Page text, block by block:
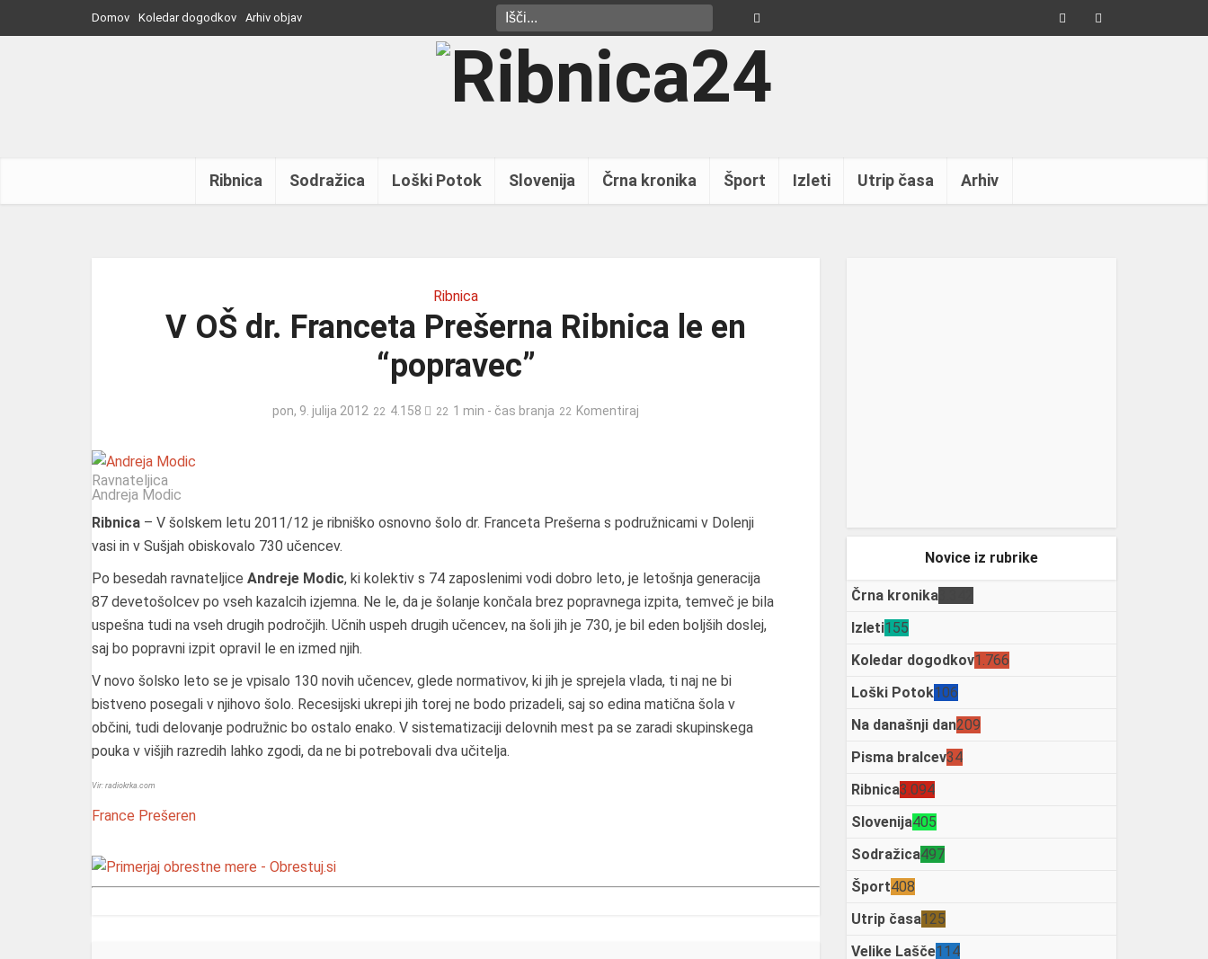
Domov Koledar dogodkov Arhiv objav
Ribnica Sodražica Loški Potok Slovenija Črna kronika Šport Izleti Utrip časa Arhiv
Ribnica
V OŠ dr. Franceta Prešerna Ribnica le en
“popravec”
pon, 9. julija 2012 4.158 1 min - čas branja Komentiraj
Ravnateljica
Andreja Modic
Ribnica – V šolskem letu 2011/12 je ribniško osnovno šolo dr. Franceta Prešerna s podružnicami v Dolenji
vasi in v Sušjah obiskovalo 730 učencev.
Po besedah ravnateljice Andreje Modic, ki kolektiv s 74 zaposlenimi vodi dobro leto, je letošnja generacija
87 devetošolcev po vseh kazalcih izjemna. Ne le, da je šolanje končala brez popravnega izpita, temveč je bila
uspešna tudi na vseh drugih področjih. Učnih uspeh drugih učencev, na šoli jih je 730, je bil eden boljših doslej,
saj bo popravni izpit opravil le en izmed njih.
V novo šolsko leto se je vpisalo 130 novih učencev, glede normativov, ki jih je sprejela vlada, ti naj ne bi
bistveno posegali v njihovo šolo. Recesijski ukrepi jih torej ne bodo prizadeli, saj so edina matična šola v
občini, tudi delovanje podružnic bo ostalo enako. V sistematizaciji delovnih mest pa se zaradi skupinskega
pouka v višjih razredih lahko zgodi, da ne bi potrebovali dva učitelja.
Vir: radiokrka.com
France Prešeren
Novice iz rubrike
Črna kronika
Izleti155
Koledar dogodkov1.766
Loški Potok106
Na današnji dan209
Pisma bralcev34
Ribnica3.094
Slovenija405
Sodražica497
Šport408
Utrip časa125
Velike Lašče114